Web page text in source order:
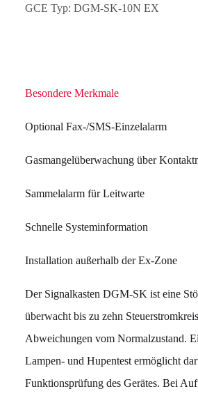
GCE Typ: DGM-SK-10N EX
Besondere Merkmale
Optional Fax-/SMS-Einzelalarm
Gasmangelüberwachung über
Sammelalarm für Leitwarte
Schnelle Systeminformation
Installation außerhalb der Ex-Zone
Der Signalkasten DGM-SK ist eine
überwacht bis zu zehn
Abweichungen vom Normalzustand.
Lampen- und Hupentest ermöglicht
Funktionsprüfung des Gerätes. Bei